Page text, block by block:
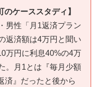
ケーススタディ】
男性「月1返済プラン
返済額は4万円と聞い
万円に利息40%の4万
。月1とは『毎月少額
済』だったと後から